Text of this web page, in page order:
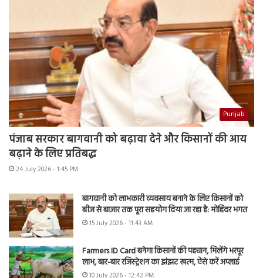
Punjab
पंजाब सरकार बागवानी को बढ़ावा देने और किसानों की आय
बढ़ाने के लिए प्रतिबद्ध
24 July 2026 - 1:45 PM
बागवानी को लाभकारी व्यवसाय बनाने के लिए किसानों को
बीज से बाजार तक पूरा सहयोग दिया जा रहा है: मोहिंदर भगत
15 July 2026 - 11:43 AM
Farmers ID Card बनेगा किसानों की पहचान, मिलेंगे भरपूर
लाभ, बार-बार रजिस्ट्रेशन का झंझट खत्म, ऐसे करें अप्लाई
10 July 2026 - 12:42 PM